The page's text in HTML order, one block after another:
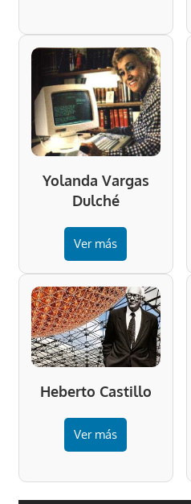
Yolanda Vargas
Dulché
Ver más
Heberto Castillo
Ver más